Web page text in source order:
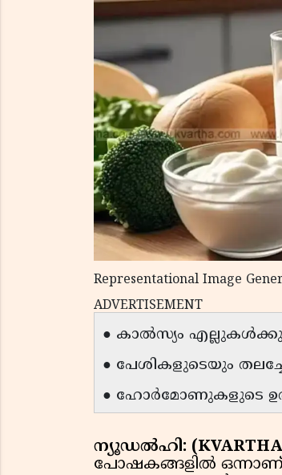
Representational Image
ADVERTISEMENT
● കാൽസ്യം
● പേശികളുടെയും
● ഹോർമോണുകളുടെ
ന്യൂഡൽഹി:
പോഷകങ്ങളിൽ